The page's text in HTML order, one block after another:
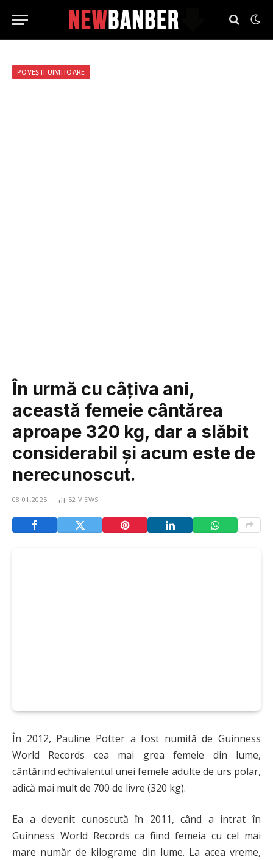
POVEȘTI UIMITOARE
În urmă cu câțiva ani,
această femeie cântărea
aproape 320 kg, dar a slăbit
considerabil și acum este de
nerecunoscut.
08.01.2025 52 VIEWS
În 2012, Pauline Potter a fost numită de Guinness
World Records cea mai grea femeie din lume,
cântărind echivalentul unei femele adulte de urs polar,
adică mai mult de 700 de livre (320 kg).
Ea a devenit cunoscută în 2011, când a intrat în
Guinness World Records ca fiind femeia cu cel mai
mare număr de kilograme din lume. La acea vreme,